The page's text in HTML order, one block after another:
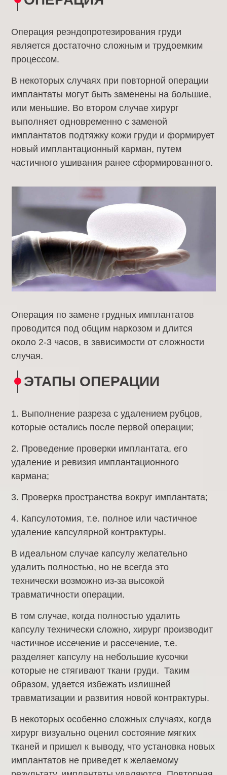
Операция реэндопротезирования груди
является достаточно сложным и трудоемким
процессом.
В некоторых случаях при повторной операции
имплантаты могут быть заменены на большие,
или меньшие. Во втором случае хирург
выполняет одновременно с заменой
имплантатов подтяжку кожи груди и формирует
новый имплантационный карман, путем
частичного ушивания ранее сформированного.
Операция по замене грудных имплантатов
проводится под общим наркозом и длится
около 2-3 часов, в зависимости от сложности
случая.
ЭТАПЫ ОПЕРАЦИИ
1. Выполнение разреза с удалением рубцов,
которые остались после первой операции;
2. Проведение проверки имплантата, его
удаление и ревизия имплантационного
кармана;
3. Проверка пространства вокруг имплантата;
4. Капсулотомия, т.е. полное или частичное
удаление капсулярной контрактуры.
В идеальном случае капсулу желательно
удалить полностью, но не всегда это
технически возможно из-за высокой
травматичности операции.
В том случае, когда полностью удалить
капсулу технически сложно, хирург производит
частичное иссечение и рассечение, т.е.
разделяет капсулу на небольшие кусочки
которые не стягивают ткани груди. Таким
образом, удается избежать излишней
травматизации и развития новой контрактуры.
В некоторых особенно сложных случаях, когда
хирург визуально оценил состояние мягких
тканей и пришел к выводу, что установка новых
имплантатов не приведет к желаемому